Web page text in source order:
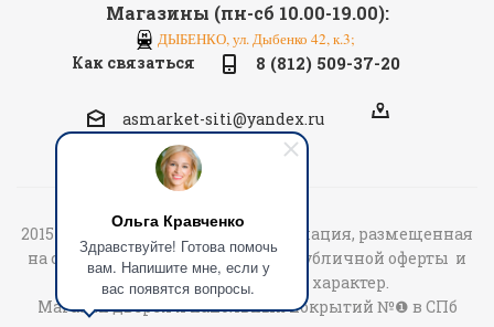
Ольга Кравченко
Здравствуйте! Готова помочь
вам. Напишите мне, если у
вас появятся вопросы.
Магазины (пн-сб 10.00-19.00):
ДЫБЕНКО, ул. Дыбенко 42, к.3;
Как связаться 8 (812) 509-37-20
asmarket-siti@yandex.ru
2015-2026 «АСмаркет» © Вся информация, размещенная
на сайте не является договором публичной оферты и
носит информационный характер.
Магазин дверей и напольных покрытий №❶ в СПб